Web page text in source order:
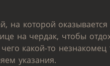
на которой
на чердак, чтобы
какой-то незнакомец
указания.